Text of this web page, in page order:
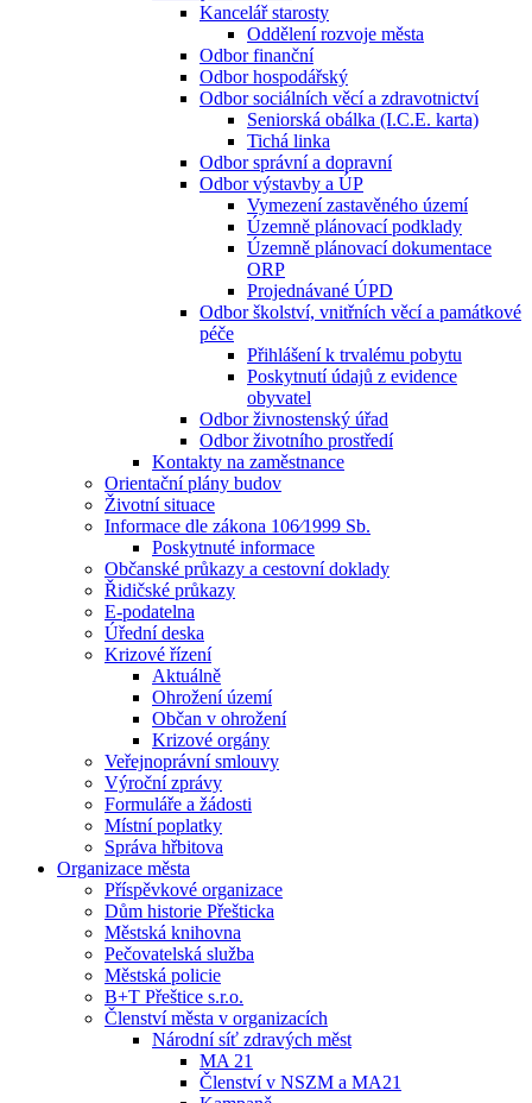
Kancelář starosty
Oddělení rozvoje města
Odbor finanční
Odbor hospodářský
Odbor sociálních věcí a zdravotnictví
Seniorská obálka (I.C.E. karta)
Tichá linka
Odbor správní a dopravní
Odbor výstavby a ÚP
Vymezení zastavěného území
Územně plánovací podklady
Územně plánovací dokumentace
ORP
Projednávané ÚPD
Odbor školství, vnitřních věcí a památkové
péče
Přihlášení k trvalému pobytu
Poskytnutí údajů z evidence
obyvatel
Odbor živnostenský úřad
Odbor životního prostředí
Kontakty na zaměstnance
Orientační plány budov
Životní situace
Informace dle zákona 106⁄1999 Sb.
Poskytnuté informace
Občanské průkazy a cestovní doklady
Řidičské průkazy
E-podatelna
Úřední deska
Krizové řízení
Aktuálně
Ohrožení území
Občan v ohrožení
Krizové orgány
Veřejnoprávní smlouvy
Výroční zprávy
Formuláře a žádosti
Místní poplatky
Správa hřbitova
Organizace města
Příspěvkové organizace
Dům historie Přešticka
Městská knihovna
Pečovatelská služba
Městská policie
B+T Přeštice s.r.o.
Členství města v organizacích
Národní síť zdravých měst
MA 21
Členství v NSZM a MA21